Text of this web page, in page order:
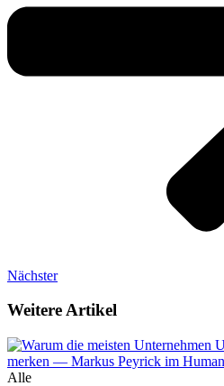
Nächster
Weitere Artikel
Alle